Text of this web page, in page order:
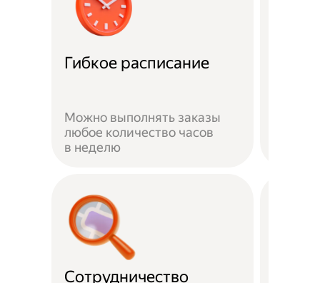
Гибкое расписание
Можно выполнять заказы
любое количество часов
в неделю
Сотрудничество